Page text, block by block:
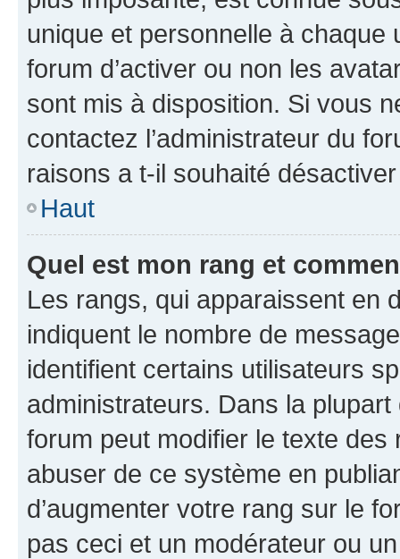
unique et personnelle à chaque
forum d’activer ou non les
sont mis à disposition. Si vous
contactez l’administrateur du
raisons a t-il souhaité
Haut
Quel est mon rang et
Les rangs, qui apparaissent en
indiquent le nombre de
identifient certains utilisateurs
administrateurs. Dans la
forum peut modifier le texte
abuser de ce système en
d’augmenter votre rang sur le
pas ceci et un modérateur ou